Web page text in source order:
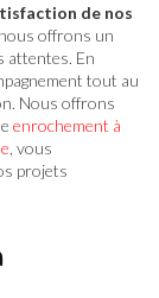
de nos
offrons un
attentes. En
tout au
Nous offrons
enrochement à
, vous
projets